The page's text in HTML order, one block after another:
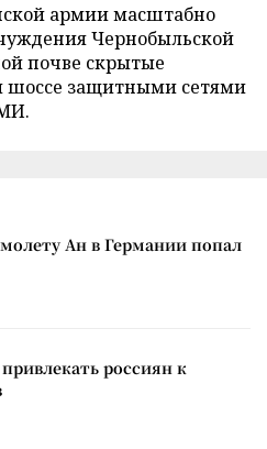
армии масштабно
Чернобыльской
почве скрытые
шоссе защитными сетями
Ан в Германии попал
россиян к